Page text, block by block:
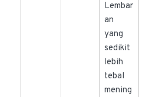
Lembar
an
yang
sedikit
lebih
tebal
mening